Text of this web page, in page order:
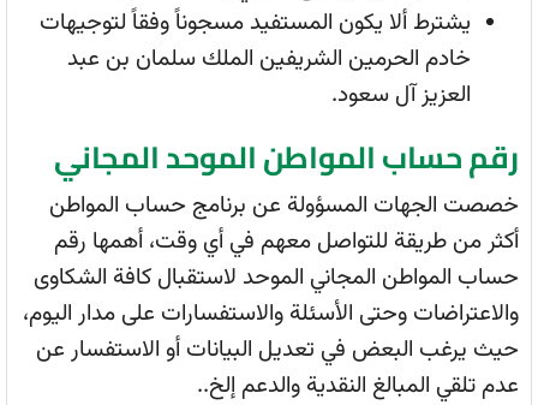
يشترط ألا يكون المستفيد مسجوناً وفقاً لتوجيهات
خادم الحرمين الشريفين الملك سلمان بن عبد
العزيز آل سعود.
رقم حساب المواطن الموحد المجاني
خصصت الجهات المسؤولة عن برنامج حساب المواطن
أكثر من طريقة للتواصل معهم في أي وقت، أهمها رقم
حساب المواطن المجاني الموحد لاستقبال كافة الشكاوى
والاعتراضات وحتى الأسئلة والاستفسارات على مدار اليوم،
حيث يرغب البعض في تعديل البيانات أو الاستفسار عن
عدم تلقي المبالغ النقدية والدعم إلخ..